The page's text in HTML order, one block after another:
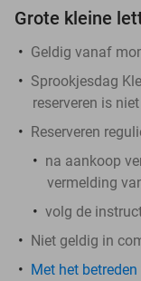
Grote kleine
Geldig vanaf
Sprookjesdag
reserveren is
Reserveren
na aankoop
vermelding
volg de
Niet geldig in
Met het